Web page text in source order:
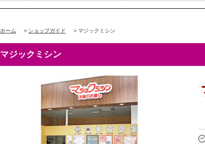
ホーム > ショップガイド > マジックミシン
マジックミシン